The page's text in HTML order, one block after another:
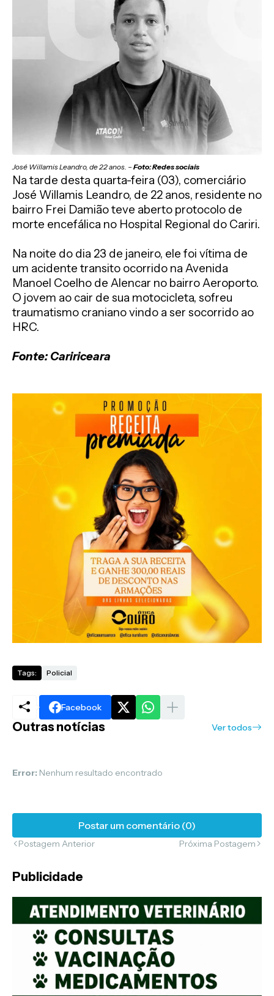
José Willamis Leandro, de 22 anos. –Foto: Redes sociais
Na tarde desta quarta-feira (03), comerciário
José Willamis Leandro, de 22 anos, residente no
bairro Frei Damião teve aberto protocolo de
morte encefálica no Hospital Regional do Cariri.
Na noite do dia 23 de janeiro, ele foi vítima de
um acidente transito ocorrido na Avenida
Manoel Coelho de Alencar no bairro Aeroporto.
O jovem ao cair de sua motocicleta, sofreu
traumatismo craniano vindo a ser socorrido ao
HRC.
Fonte: Caririceara
Tags: Policial
Facebook
Outras notícias Ver todos
Error: Nenhum resultado encontrado
Postar um comentário (0)
Postagem Anterior Próxima Postagem
Publicidade